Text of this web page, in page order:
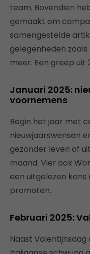
team. Bovendien
gemaakt om
samengestelde
gelegenheden
meer. Een greep uit
Januari 2025:
voornemens
Begin het jaar met
nieuwjaarswensen
gezonder leven of
maand. Vier ook
een uitgelezen
promoten.
Februari 2025:
Naast Valentijnsdag